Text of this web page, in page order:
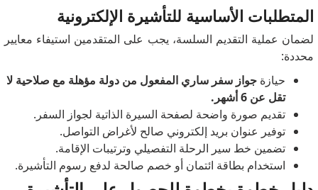
المتطلبات الأساسية للتأشيرة الإلكترونية
لضمان عملية التقديم السلسة، يجب على المتقدمين استيفاء معايير
محددة:
حيازة جواز سفر ساري المفعول من دولة مؤهلة مع صلاحية لا
تقل عن 6 أشهر.
تقديم صورة واضحة لصفحة السيرة الذاتية لجواز السفر.
توفير عنوان بريد إلكتروني صالح لأغراض التواصل.
تضمين خط سير الرحلة التفصيلي وترتيبات الإقامة.
استخدام بطاقة ائتمان أو خصم صالحة لدفع رسوم التأشيرة.